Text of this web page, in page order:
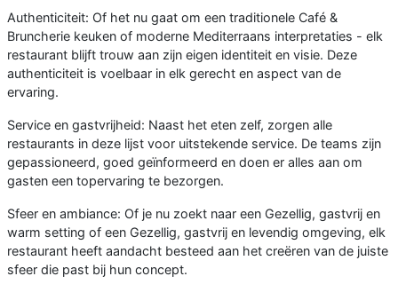
Authenticiteit: Of het nu gaat om een traditionele Café &
Bruncherie keuken of moderne Mediterraans interpretaties - elk
restaurant blijft trouw aan zijn eigen identiteit en visie. Deze
authenticiteit is voelbaar in elk gerecht en aspect van de
ervaring.
Service en gastvrijheid: Naast het eten zelf, zorgen alle
restaurants in deze lijst voor uitstekende service. De teams zijn
gepassioneerd, goed geïnformeerd en doen er alles aan om
gasten een topervaring te bezorgen.
Sfeer en ambiance: Of je nu zoekt naar een Gezellig, gastvrij en
warm setting of een Gezellig, gastvrij en levendig omgeving, elk
restaurant heeft aandacht besteed aan het creëren van de juiste
sfeer die past bij hun concept.